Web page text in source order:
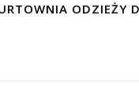
ODZIEŻY